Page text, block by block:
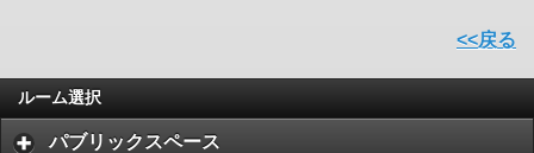
<<戻る
ルーム選択
パブリックスペース